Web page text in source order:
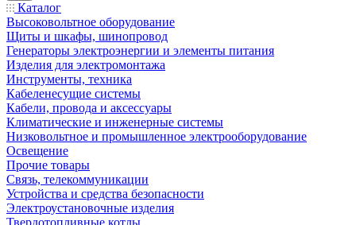
Каталог
Высоковольтное оборудование
Щиты и шкафы, шинопровод
Генераторы электроэнергии и элементы питания
Изделия для электромонтажа
Инструменты, техника
Кабеленесущие системы
Кабели, провода и аксессуары
Климатические и инженерные системы
Низковольтное и промышленное электрооборудование
Освещение
Прочие товары
Связь, телекоммуникации
Устройства и средства безопасности
Электроустановочные изделия
Твердотопливные котлы